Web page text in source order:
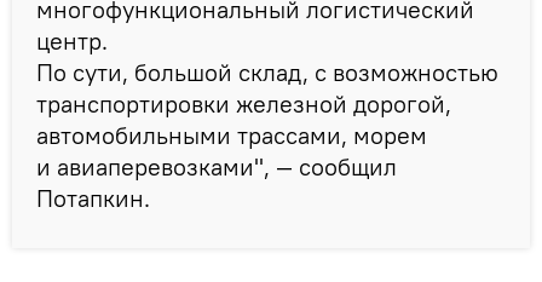
многофункциональный логистический
центр.
По сути, большой склад, с возможностью
транспортировки железной дорогой,
автомобильными трассами, морем
и авиаперевозками", — сообщил
Потапкин.